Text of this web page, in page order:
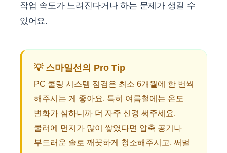
작업 속도가 느려진다거나 하는 문제가 생길 수
있어요.
💡 스마일선의 Pro Tip
PC 쿨링 시스템 점검은 최소 6개월에 한 번씩
해주시는 게 좋아요. 특히 여름철에는 온도
변화가 심하니까 더 자주 신경 써주세요.
쿨러에 먼지가 많이 쌓였다면 압축 공기나
부드러운 솔로 깨끗하게 청소해주시고, 써멀